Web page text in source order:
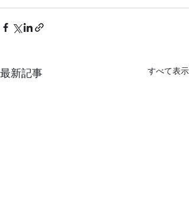
最新記事 すべて表示